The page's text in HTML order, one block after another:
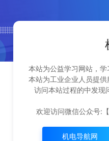
。
495.html
生成海
本站为公益学习网站，学
本站为工业企业人员提供
访问本站过程的中发
欢迎访问微信公众号:
机电导航网